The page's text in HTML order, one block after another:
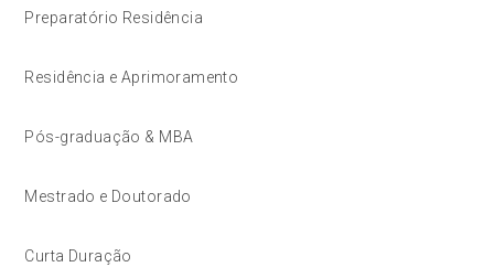
Preparatório Residência
Residência e Aprimoramento
Pós-graduação & MBA
Mestrado e Doutorado
Curta Duração